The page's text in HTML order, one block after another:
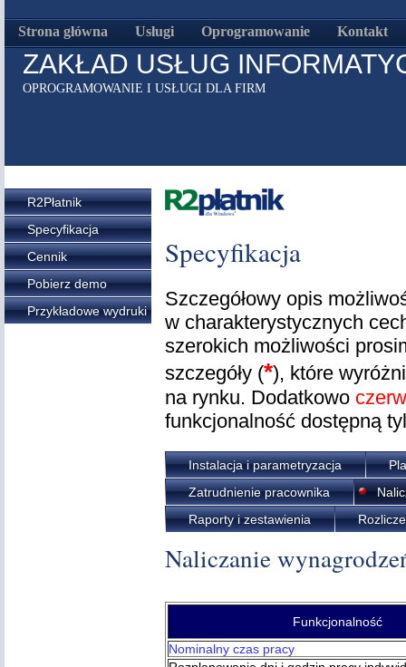
Strona główna Usługi Oprogramowanie Kontakt
ZAKŁAD USŁUG
OPROGRAMOWANIE I USŁUGI DLA FIRM
R2Płatnik
Specyfikacja
Cennik
Pobierz demo
Przykładowe wydruki
Specyfikacja
Szczegółowy opis
w charakterystycznych
szerokich możliwości
szczegóły (*), które
na rynku. Dodatkowo
funkcjonalność dostępną
Instalacja i parametryzacja
Zatrudnienie pracownika
Raporty i zestawienia
Naliczanie
Funkcjonalność
Nominalny czas pracy